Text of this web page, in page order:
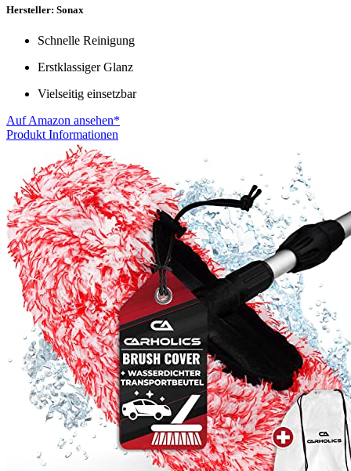
Hersteller: Sonax
Schnelle Reinigung
Erstklassiger Glanz
Vielseitig einsetzbar
Auf Amazon ansehen*
Produkt Informationen